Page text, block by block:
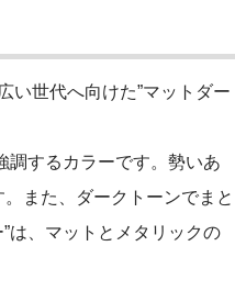
い世代へ向けた”マットダー
調するカラーです。勢いあ
また、ダークトーンでまと
は、マットとメタリックの